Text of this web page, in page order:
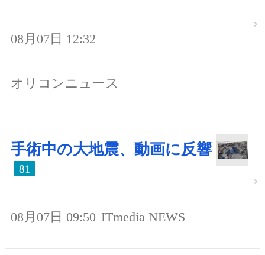
08月07日 12:32
オリコンニュース
手術中の大地震、動画に反響
81
08月07日 09:50 ITmedia NEWS